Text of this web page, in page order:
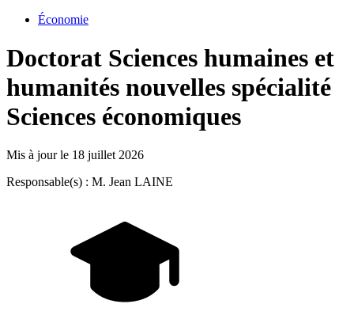
Économie
Doctorat Sciences humaines et
humanités nouvelles spécialité
Sciences économiques
Mis à jour le 18 juillet 2026
Responsable(s) : M. Jean LAINE